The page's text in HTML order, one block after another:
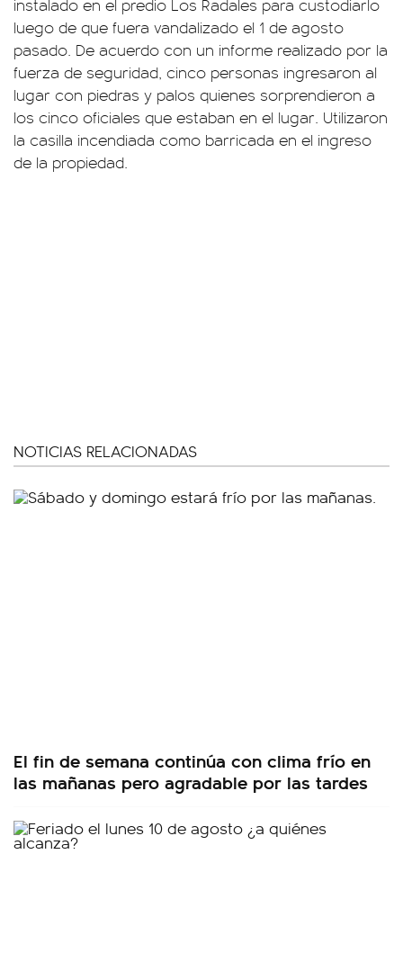
instalado en el predio Los Radales para custodiarlo
luego de que fuera vandalizado el 1 de agosto
pasado. De acuerdo con un informe realizado por la
fuerza de seguridad, cinco personas ingresaron al
lugar con piedras y palos quienes sorprendieron a
los cinco oficiales que estaban en el lugar. Utilizaron
la casilla incendiada como barricada en el ingreso
de la propiedad.
NOTICIAS RELACIONADAS
El fin de semana continúa con clima frío en
las mañanas pero agradable por las tardes